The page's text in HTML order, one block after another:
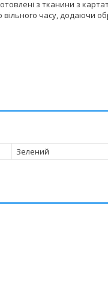
з тканини з
часу, додаючи
Зелений